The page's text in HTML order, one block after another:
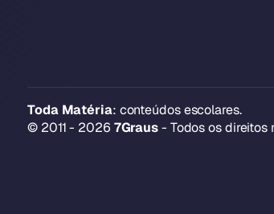
Toda Matéria: conteúdos escolares.
© 2011 - 2026 7Graus- Todos os direitos